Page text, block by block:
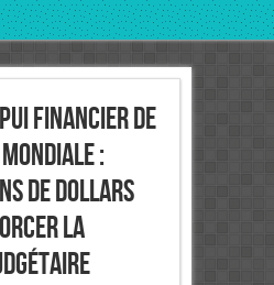
financier de
:
de dollars
la